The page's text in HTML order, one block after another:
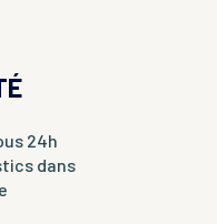
24h
dans